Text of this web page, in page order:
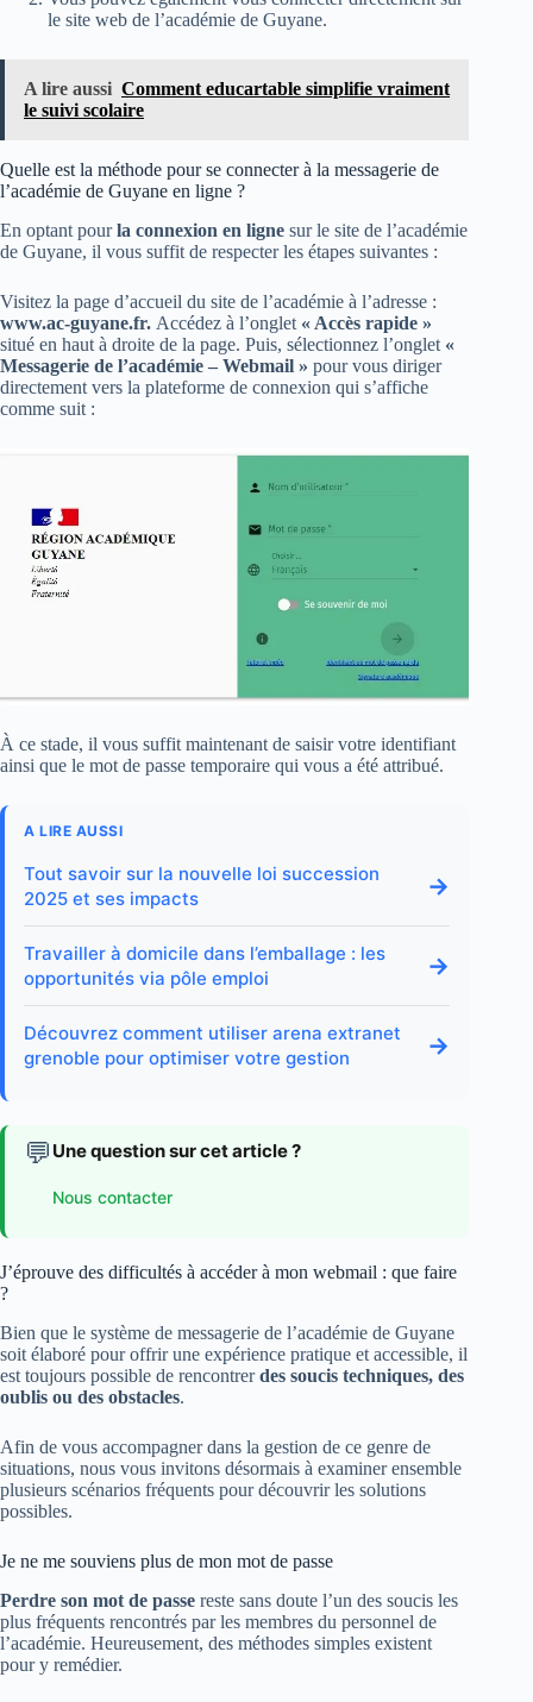
le site web de l’académie de Guyane.
A lire aussi Comment educartable simplifie vraiment
le suivi scolaire
Quelle est la méthode pour se connecter à la messagerie de
l’académie de Guyane en ligne ?
En optant pourla connexion en ligne sur le site de l’académie
de Guyane, il vous suffit de respecter les étapes suivantes :
Visitez la page d’accueil du site de l’académie à l’adresse :
www.ac-guyane.fr. Accédez à l’onglet « Accès rapide »
situé en haut à droite de la page. Puis, sélectionnez l’onglet «
Messagerie de l’académie – Webmail » pour vous diriger
directement vers la plateforme de connexion qui s’affiche
comme suit :
À ce stade, il vous suffit maintenant de saisir votre identifiant
ainsi que le mot de passe temporaire qui vous a été attribué.
A LIRE AUSSI
Tout savoir sur la nouvelle loi succession
2025 et ses impacts
→
Travailler à domicile dans l’emballage : les
opportunités via pôle emploi
→
Découvrez comment utiliser arena extranet
grenoble pour optimiser votre gestion
→
💬 Une question sur cet article ?
Nous contacter
J’éprouve des difficultés à accéder à mon webmail : que faire
?
Bien que le système de messagerie de l’académie de Guyane
soit élaboré pour offrir une expérience pratique et accessible, il
est toujours possible de rencontrerdes soucis techniques, des
oublis ou des obstacles.
Afin de vous accompagner dans la gestion de ce genre de
situations, nous vous invitons désormais à examiner ensemble
plusieurs scénarios fréquents pour découvrir les solutions
possibles.
Je ne me souviens plus de mon mot de passe
Perdre son mot de passe reste sans doute l’un des soucis les
plus fréquents rencontrés par les membres du personnel de
l’académie. Heureusement, des méthodes simples existent
pour y remédier.